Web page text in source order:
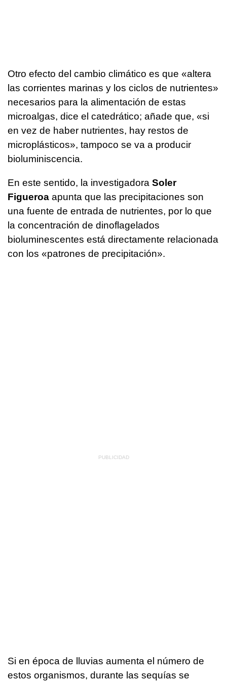
Otro efecto del cambio climático es que «altera
las corrientes marinas y los ciclos de nutrientes»
necesarios para la alimentación de estas
microalgas, dice el catedrático; añade que, «si
en vez de haber nutrientes, hay restos de
microplásticos», tampoco se va a producir
bioluminiscencia.
En este sentido, la investigadora Soler
Figueroa apunta que las precipitaciones son
una fuente de entrada de nutrientes, por lo que
la concentración de dinoflagelados
bioluminescentes está directamente relacionada
con los «patrones de precipitación».
Si en época de lluvias aumenta el número de
estos organismos, durante las sequías se